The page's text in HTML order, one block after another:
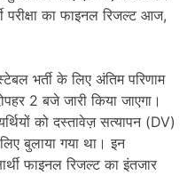
परीक्षा का फाइनल रिजल्ट आज,
भर्ती के लिए अंतिम परिणाम
2 बजे जारी किया जाएगा।
को दस्तावेज़ सत्यापन (DV)
बुलाया गया था। इन
फाइनल रिजल्ट का इंतजार